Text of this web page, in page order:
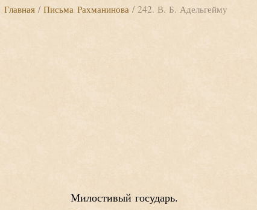
Главная /Письма Рахманинова/ 242. В. Б. Адельгейму
Милостивый государь.